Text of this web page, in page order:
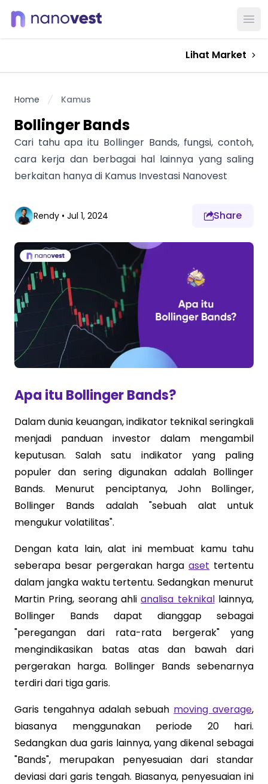
Lihat Market
Home Kamus
Bollinger Bands
Cari tahu apa itu Bollinger Bands, fungsi, contoh,
cara kerja dan berbagai hal lainnya yang saling
berkaitan hanya di Kamus Investasi Nanovest
Rendy • Jul 1, 2024 Share
Apa itu Bollinger Bands?
Dalam dunia keuangan, indikator teknikal seringkali
menjadi panduan investor dalam mengambil
keputusan. Salah satu indikator yang paling
populer dan sering digunakan adalah Bollinger
Bands. Menurut penciptanya, John Bollinger,
Bollinger Bands adalah "sebuah alat untuk
mengukur volatilitas".
Dengan kata lain, alat ini membuat kamu tahu
seberapa besar pergerakan hargaaset tertentu
dalam jangka waktu tertentu. Sedangkan menurut
Martin Pring, seorang ahlianalisa teknikallainnya,
Bollinger Bands dapat dianggap sebagai
"peregangan dari rata-rata bergerak" yang
mengindikasikan batas atas dan bawah dari
pergerakan harga. Bollinger Bands sebenarnya
terdiri dari tiga garis.
Garis tengahnya adalah sebuah moving average,
biasanya menggunakan periode 20 hari.
Sedangkan dua garis lainnya, yang dikenal sebagai
"Bands", merupakan penyesuaian dari standar
deviasi dari garis tengah. Biasanya, penyesuaian ini